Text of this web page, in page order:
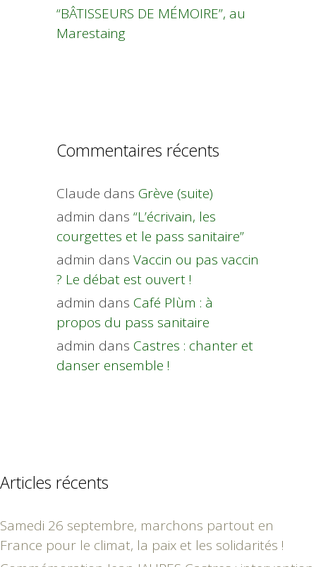
“BÂTISSEURS DE MÉMOIRE”, au
Marestaing
Commentaires récents
Claude dans Grève (suite)
admin dans “L’écrivain, les
courgettes et le pass sanitaire”
admin dans Vaccin ou pas vaccin
? Le débat est ouvert !
admin dans Café Plùm : à
propos du pass sanitaire
admin dans Castres : chanter et
danser ensemble !
Articles récents
Samedi 26 septembre, marchons partout en
France pour le climat, la paix et les solidarités !